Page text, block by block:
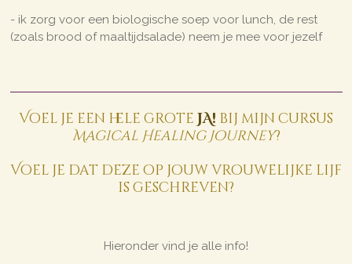
- ik zorg voor een biologische soep voor lunch, de rest
(zoals brood of maaltijdsalade) neem je mee voor jezelf
Voel je een hele grote JA! bij mijn cursus
Magical Healing Journey?
Voel je dat deze op jouw vrouwelijke lijf
is geschreven?
Hieronder vind je alle info!